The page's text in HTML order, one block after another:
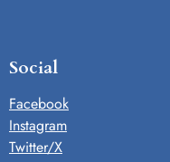
Social
Facebook
Instagram
Twitter/X